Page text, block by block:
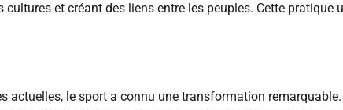
et créant des liens entre les peuples. Cette pratique
actuelles, le sport a connu une transformation